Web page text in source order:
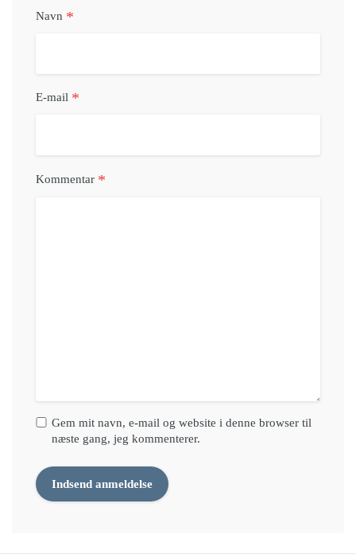
Navn *
E-mail *
Kommentar *
Gem mit navn, e-mail og website i denne browser til
næste gang, jeg kommenterer.